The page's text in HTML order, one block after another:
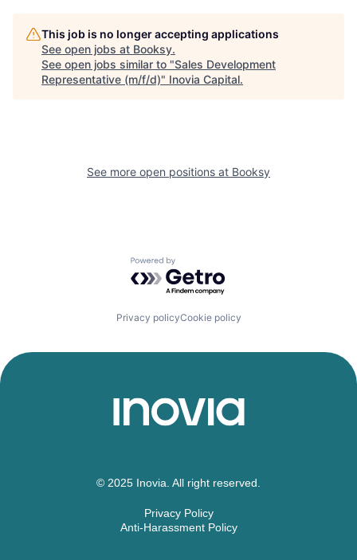
This job is no longer accepting applications
See open jobs at Booksy.
See open jobs similar to "Sales Development
Representative (m/f/d)" Inovia Capital.
See more open positions at Booksy
Powered by Getro.com
Privacy policyCookie policy
© 2025 Inovia. All right reserved.
Privacy Policy
Anti-Harassment Policy